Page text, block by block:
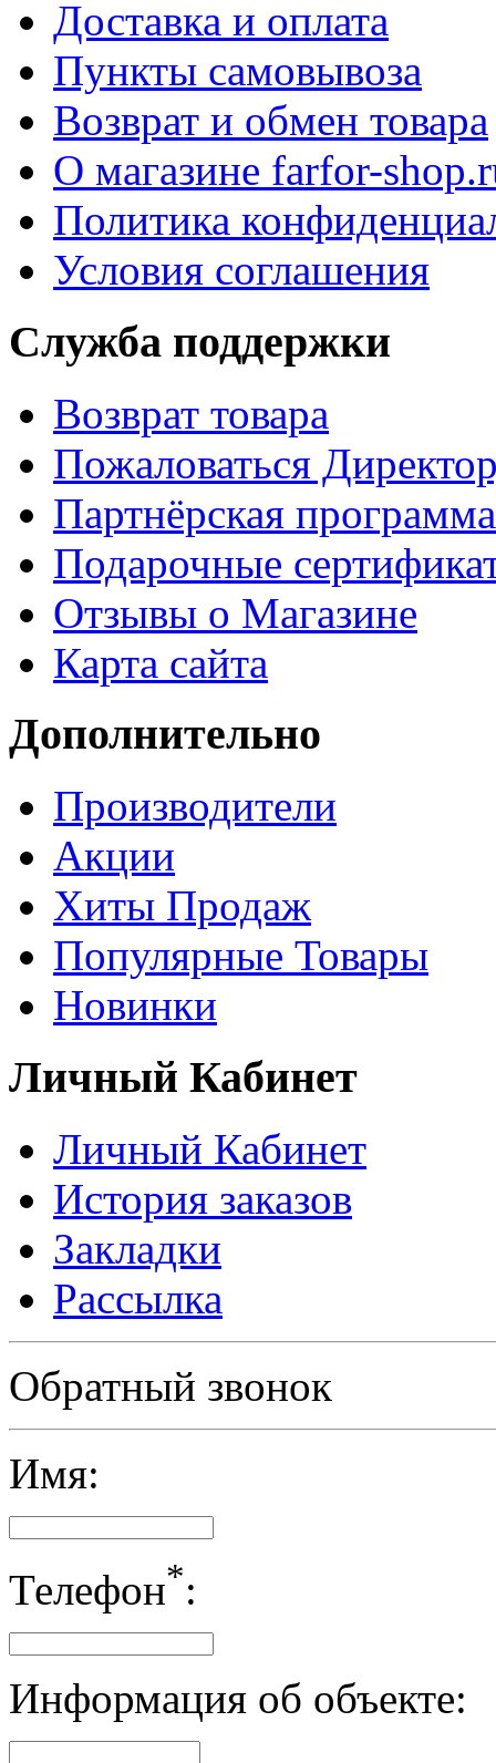
Доставка и оплата
Пункты самовывоза
Возврат и обмен товара
О магазине farfor-
Политика
Условия соглашения
Служба поддержки
Возврат товара
Пожаловаться
Партнёрская программа
Подарочные
Отзывы о Магазине
Карта сайта
Дополнительно
Производители
Акции
Хиты Продаж
Популярные Товары
Новинки
Личный Кабинет
Личный Кабинет
История заказов
Закладки
Рассылка
Обратный звонок
Имя:
Телефон*:
Информация об объекте: